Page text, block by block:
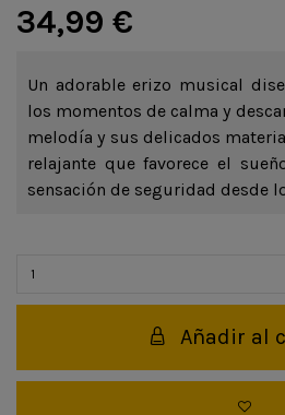
34,99 €
Un adorable erizo musical
los momentos de calma y
melodía y sus delicados
relajante que favorece el
sensación de seguridad desde
Añadir al